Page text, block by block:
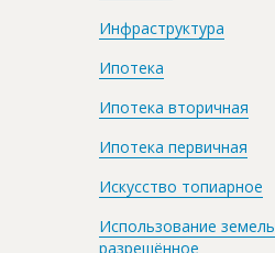
Инфраструктура
Ипотека
Ипотека вторичная
Ипотека первичная
Искусство топиарное
Использование
разрешённое